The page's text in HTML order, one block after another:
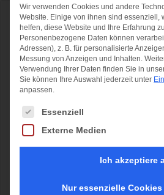
IAA Mobility 2025: Bilder
Wir verwenden Cookies und andere
Website. Einige von ihnen sind essenziell,
helfen, diese Website und Ihre Erfahrung
Personenbezogene Daten können
Adressen), z. B. für personalisierte
Messung von Anzeigen und Inhalten.
Verwendung Ihrer Daten finden Sie in
Sie können Ihre Auswahl jederzeit unter
anpassen.
Es folgt eine Liste der Service-
Essenziell
Externe Medien
Ich akzeptiere
Nur essenzielle